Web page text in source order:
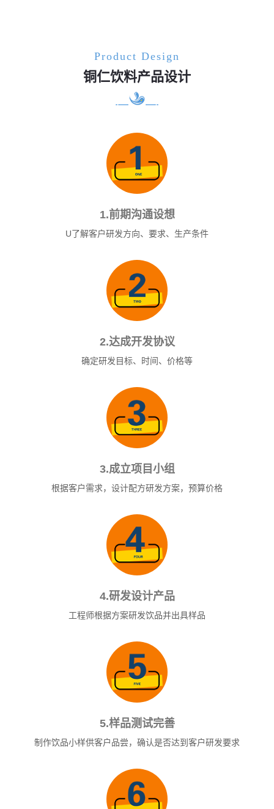
Product Design
铜仁饮料产品设计
1.前期沟通设想
U了解客户研发方向、要求、生产条件
2.达成开发协议
确定研发目标、时间、价格等
3.成立项目小组
根据客户需求，设计配方研发方案，预算价格
4.研发设计产品
工程师根据方案研发饮品并出具样品
5.样品测试完善
制作饮品小样供客户品尝，确认是否达到客户研发要求